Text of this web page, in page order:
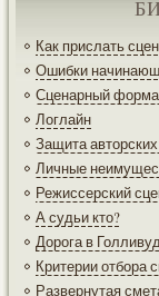
Как прислать
Ошибки
Сценарный
Логлайн
Защита
Личные
Режиссерский
А судьи кто?
Дорога в
Критерии отбора
Развернутая